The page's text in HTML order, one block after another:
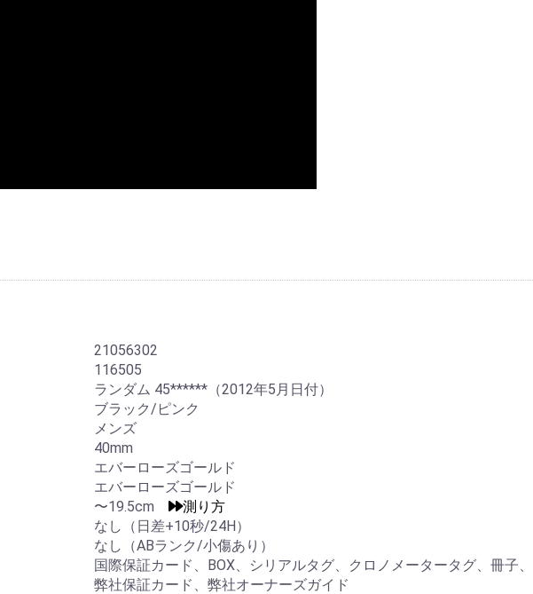
21056302
116505
ランダム 45******（2012年5月日付）
ブラック/ピンク
メンズ
40mm
エバーローズゴールド
エバーローズゴールド
〜19.5cm
測り方
なし（日差+10秒/24H）
なし（ABランク/小傷あり）
国際保証カード、BOX、シリアルタグ、クロノメータータグ、冊子
弊社保証カード、弊社オーナーズガイド